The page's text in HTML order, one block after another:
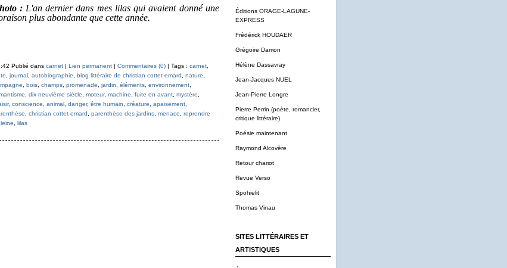
Éditions ORAGE-LAGUNE-
EXPRESS
Frédérick HOUDAER
Grégoire Damon
Hélène Dassavray
Jean-Jacques NUEL
Jean-Pierre Longre
Pierre Perrin (poète, romancier,
critique littéraire)
Poésie maintenant
Raymond Alcovère
Retour chariot
Revue Verso
Spohielit
Thomas Vinau
SITES LITTÉRAIRES ET
ARTISTIQUES
:L'an dernier dans mes lilas qui avaient donné une
plus abondante que cette année.
Publié dans carnet| Lien permanent| Commentaires (0)| Tags : carnet,
journal, autobiographie blog littéraire de christian cottet-emard nature
bois, champs, promenade jardin éléments, environnement,
dix-neuvième siècle moteur, machine fuite en avant, mystère
, conscience animal, danger, être humain créature apaisement,
christian cottet-emard parenthèse des jardins, menace
reprendre
lilas